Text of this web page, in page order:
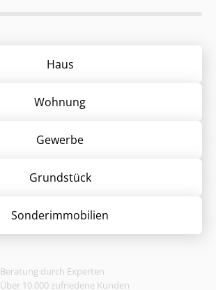
Haus
Wohnung
Gewerbe
Grund­stück
Sonder­immobilien
Beratung durch Experten
Über 10.000 zufriedene Kunden